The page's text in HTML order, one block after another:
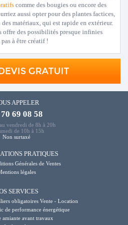
comme des bougies ou encore des
aussi opter pour des plantes factices,
matériaux, qui est rapide en extérieur.
offre des possibilités presque infinies
à être créatif !
GRATUIT
APPELER
69 08 58
vendredi de 8h à 20h
de 10h à 15h
Non surtaxé
PRATIQUES
Générales de Ventes
légales
SERVICES
obligatoires Vente - Location
de performance énergétique
amiante avant travaux